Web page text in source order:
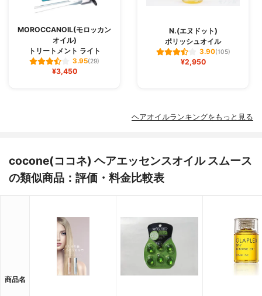
MOROCCANOIL(モロッカン
オイル)
トリートメント ライト
3.95(29)
¥3,450
N.(エヌドット)
ポリッシュオイル
3.90(105)
¥2,950
ヘアオイルランキングをもっと見る
cocone(ココネ) ヘアエッセンスオイル スムース
の類似商品：評価・料金比較表
商品名